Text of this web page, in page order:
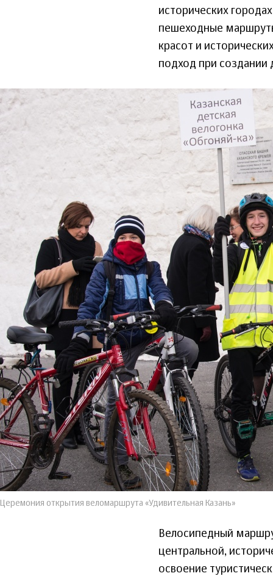
исторических
пешеходные
красот и
подход при создании
print_689029_1152317.jpg
Церемония открытия веломаршрута «Удивительная Казань»
Велосипедный
центральной,
освоение